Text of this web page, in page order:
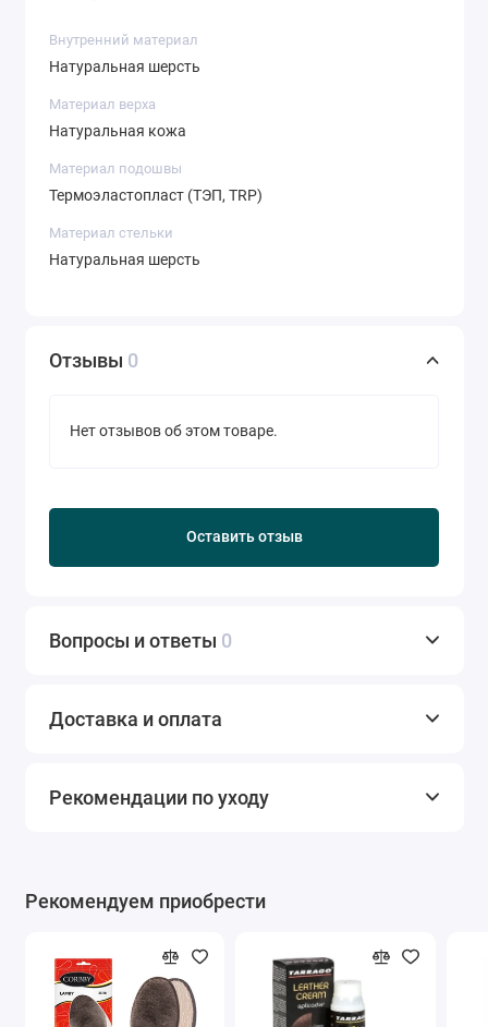
Внутренний материал
Натуральная шерсть
Материал верха
Натуральная кожа
Материал подошвы
Термоэластопласт (ТЭП, TRP)
Материал стельки
Натуральная шерсть
Отзывы 0
Нет отзывов об этом товаре.
Оставить отзыв
Вопросы и ответы 0
Доставка и оплата
Рекомендации по уходу
Рекомендуем приобрести